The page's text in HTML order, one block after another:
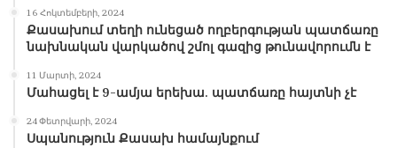
16 Հոկտեմբերի, 2024
Քասախում տեղի ունեցած ողբերգության պատճառը
նախնական վարկածով շմոլ գազից թունավորումն է
11 Մարտի, 2024
Մահացել է 9-ամյա երեխա. պատճառը հայտնի չէ
24 Փետրվարի, 2024
Սպանություն Քասախ համայնքում